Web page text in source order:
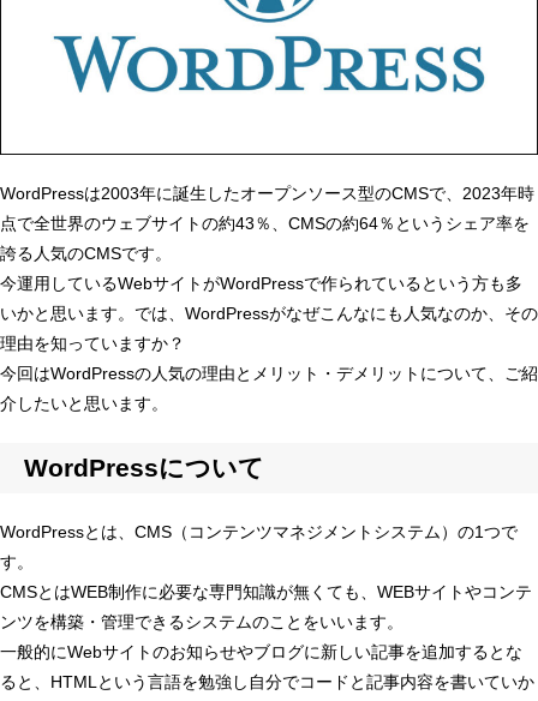
WordPressは2003年に誕生したオープンソース型のCMSで、2023年時
点で全世界のウェブサイトの約43％、CMSの約64％というシェア率を
誇る人気のCMSです。
今運用しているWebサイトがWordPressで作られているという方も多
いかと思います。では、WordPressがなぜこんなにも人気なのか、その
理由を知っていますか？
今回はWordPressの人気の理由とメリット・デメリットについて、ご紹
介したいと思います。
WordPressについて
WordPressとは、CMS（コンテンツマネジメントシステム）の1つで
す。
CMSとはWEB制作に必要な専門知識が無くても、WEBサイトやコンテ
ンツを構築・管理できるシステムのことをいいます。
一般的にWebサイトのお知らせやブログに新しい記事を追加するとな
ると、HTMLという言語を勉強し自分でコードと記事内容を書いていか